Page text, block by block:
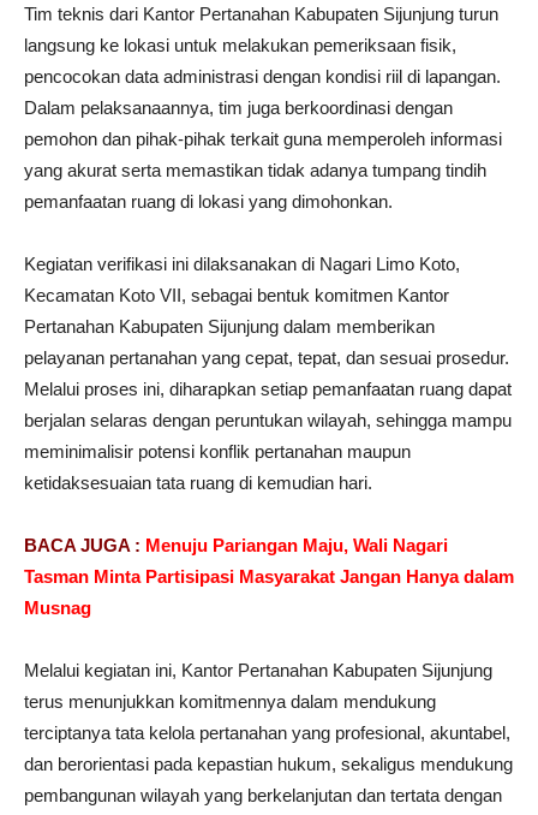
Tim teknis dari Kantor Pertanahan Kabupaten Sijunjung turun
langsung ke lokasi untuk melakukan pemeriksaan fisik,
pencocokan data administrasi dengan kondisi riil di lapangan.
Dalam pelaksanaannya, tim juga berkoordinasi dengan
pemohon dan pihak-pihak terkait guna memperoleh informasi
yang akurat serta memastikan tidak adanya tumpang tindih
pemanfaatan ruang di lokasi yang dimohonkan.
Kegiatan verifikasi ini dilaksanakan di Nagari Limo Koto,
Kecamatan Koto VII, sebagai bentuk komitmen Kantor
Pertanahan Kabupaten Sijunjung dalam memberikan
pelayanan pertanahan yang cepat, tepat, dan sesuai prosedur.
Melalui proses ini, diharapkan setiap pemanfaatan ruang dapat
berjalan selaras dengan peruntukan wilayah, sehingga mampu
meminimalisir potensi konflik pertanahan maupun
ketidaksesuaian tata ruang di kemudian hari.
BACA JUGA : Menuju Pariangan Maju, Wali Nagari
Tasman Minta Partisipasi Masyarakat Jangan Hanya dalam
Musnag
Melalui kegiatan ini, Kantor Pertanahan Kabupaten Sijunjung
terus menunjukkan komitmennya dalam mendukung
terciptanya tata kelola pertanahan yang profesional, akuntabel,
dan berorientasi pada kepastian hukum, sekaligus mendukung
pembangunan wilayah yang berkelanjutan dan tertata dengan